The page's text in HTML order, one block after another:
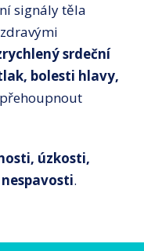
signály těla
srdeční
bolesti hlavy,
úzkosti,
.